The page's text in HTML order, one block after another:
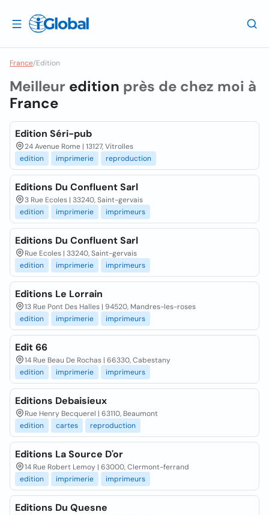
France/Edition
Meilleur edition près de chez moi à
France
Edition Séri-pub
24 Avenue Rome | 13127, Vitrolles
edition
imprimerie reproduction
Editions Du Confluent Sarl
3 Rue Ecoles | 33240, Saint-gervais
edition
imprimerie imprimeurs
Editions Du Confluent Sarl
Rue Ecoles | 33240, Saint-gervais
edition
imprimerie imprimeurs
Editions Le Lorrain
13 Rue Pont Des Halles | 94520, Mandres-les-roses
edition
imprimerie imprimeurs
Edit 66
14 Rue Beau De Rochas | 66330, Cabestany
edition
imprimerie imprimeurs
Editions Debaisieux
Rue Henry Becquerel | 63110, Beaumont
edition
cartes reproduction
Editions La Source D'or
14 Rue Robert Lemoy | 63000, Clermont-ferrand
edition
imprimerie imprimeurs
Editions Du Quesne